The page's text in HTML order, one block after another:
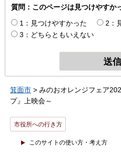
質問：このページは見つけやすか
1：見つけやすかった
2：
3：どちらともいえない
箕面市 > みのおオレンジフェア
プ』上映会～
市役所への行き方
このサイトの使い方・考え方